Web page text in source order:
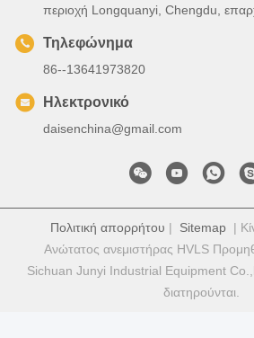
περιοχή Longquanyi, Chengdu,
Τηλεφώνημα
86--13641973820
Ηλεκτρονικό
daisenchina@gmail.com
Πολιτική απορρήτου | Sitemap |
Ανώτατος ανεμιστήρας HVLS
Sichuan Junyi Industrial Equipment
διατηρούνται.